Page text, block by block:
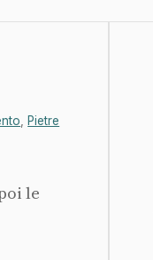
Pietre
le